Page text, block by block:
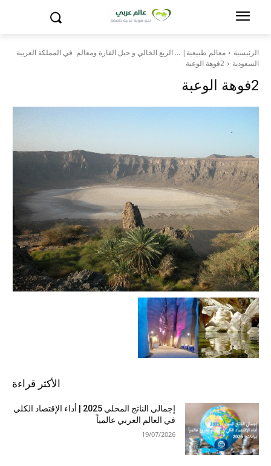
الرئيسية
معالم طبيعية| … الربع الخالي و جبل القارة ومعالم في المملكة العربية
السعودية
2فوهة الوعبة
2فوهة الوعبة
الأكثر قراءة
إجمالي الناتج المحلي 2025 | أداء الإقتصاد الكلي
في العالم العربي عالمياً
19/07/2026